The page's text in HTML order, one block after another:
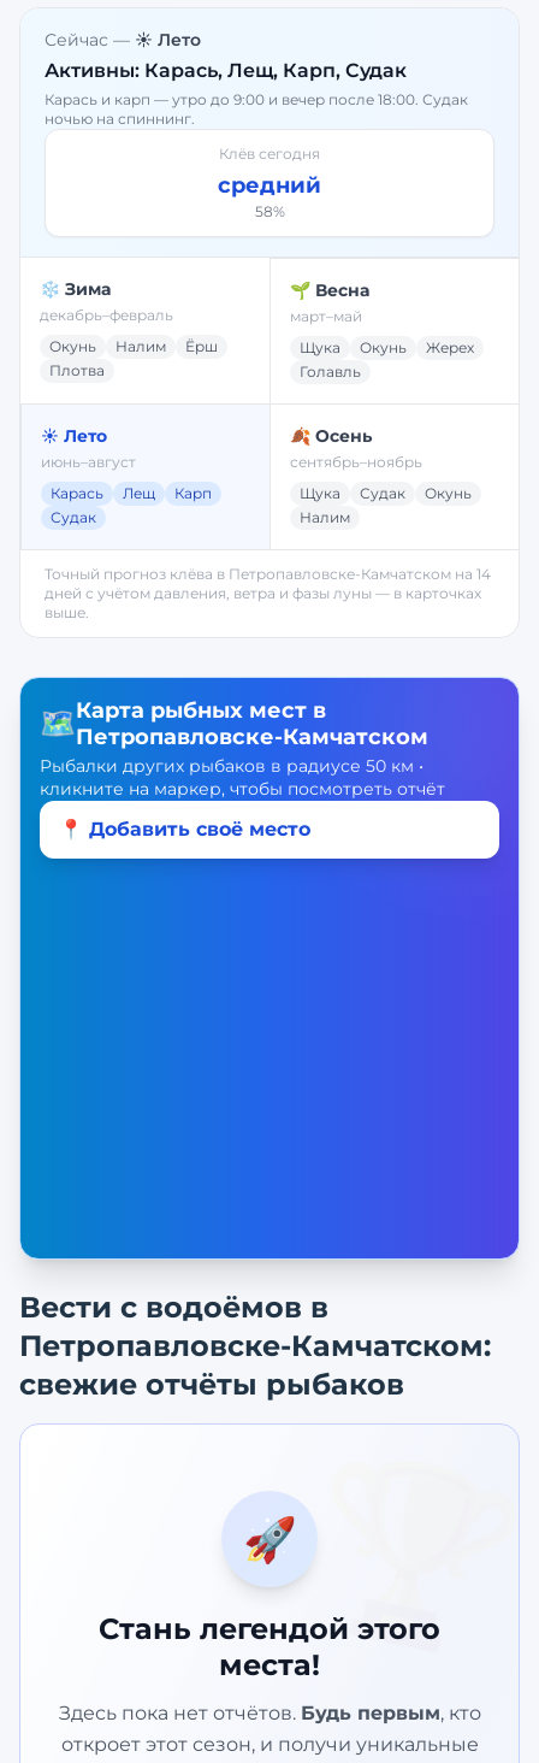
Сейчас — ☀️ Лето
Активны: Карась, Лещ, Карп, Судак
Карась и карп — утро до 9:00 и вечер после 18:00. Судак
ночью на спиннинг.
Клёв сегодня
средний
58%
❄️ Зима
декабрь–февраль
Окунь
Налим
Ёрш
Плотва
🌱 Весна
март–май
Щука
Окунь
Жерех
Голавль
☀️ Лето
июнь–август
Карась
Лещ
Карп
Судак
🍂 Осень
сентябрь–ноябрь
Щука
Судак
Окунь
Налим
Точный прогноз клёва в Петропавловске-Камчатском на 14
дней с учётом давления, ветра и фазы луны — в карточках
выше.
🗺️Карта рыбных мест в
Петропавловске-Камчатском
Рыбалки других рыбаков в радиусе 50 км •
кликните на маркер, чтобы посмотреть отчёт
📍 Добавить своё место
Вести с водоёмов в
Петропавловске-Камчатском:
свежие отчёты рыбаков
🏆
🚀
Стань легендой этого
места!
Здесь пока нет отчётов. Будь первым, кто
откроет этот сезон, и получи уникальные